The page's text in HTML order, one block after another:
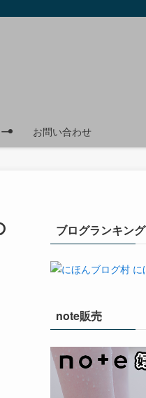
お問い合わせ
ブログランキング
note販売